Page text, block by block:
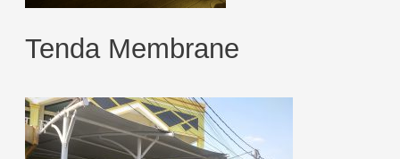
Tenda Membrane